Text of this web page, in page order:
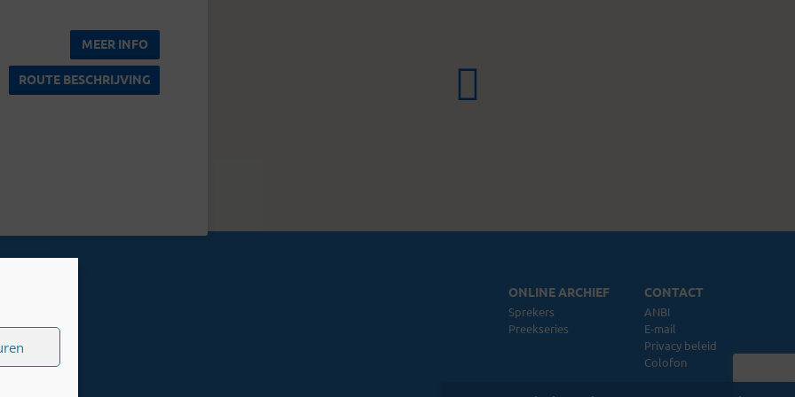
MEER INFO
ROUTE BESCHRIJVING
ONLINE ARCHIEF
Sprekers
Preekseries
CONTACT
ANBI
E-mail
Privacy beleid
Colofon